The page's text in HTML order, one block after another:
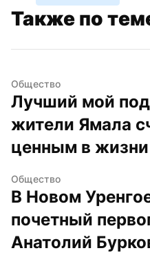
Также по
Общество
Лучший мой
жители Ямала
ценным в жизни
Общество
В Новом
почетный
Анатолий